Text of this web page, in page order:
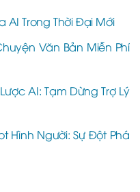
AI Trong Thời Đại Mới
Văn Bản Miễn Phí
AI: Tạm Dừng Trợ Lý
Hình Người: Sự Đột Phá